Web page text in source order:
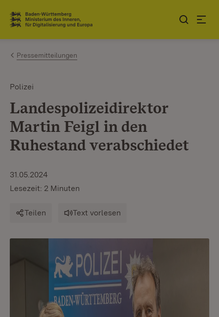
Zum Inhalt springen
Link zur Startseite
Pressemitteilungen
Polizei
Landespolizeidirektor
Martin Feigl in den
Ruhestand verabschiedet
31.05.2024
Lesezeit: 2 Minuten
Teilen Text vorlesen